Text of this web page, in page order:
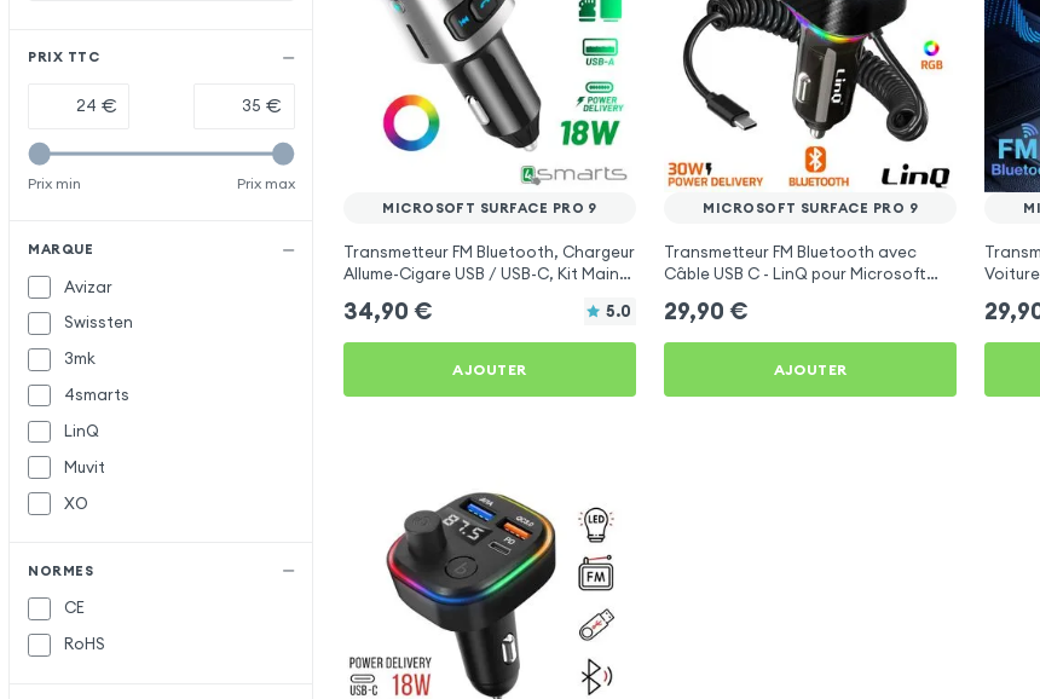
PRIX TTC
€ €
Prix min Prix max
MARQUE
Avizar
Swissten
3mk
4smarts
LinQ
Muvit
XO
NORMES
CE
RoHS
MICROSOFT SURFACE PRO 9
Transmetteur FM Bluetooth, Chargeur
Allume-Cigare USB / USB-C, Kit Main
34,90 € 5.0
AJOUTER
MICROSOFT SURFACE PRO 9
Transmetteur FM Bluetooth avec
Câble USB C - LinQ pour Microsoft
29,90 €
AJOUTER